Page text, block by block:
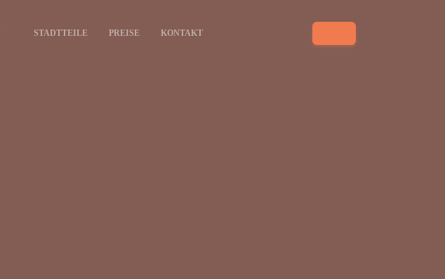
STADTTEILE PREISE KONTAKT